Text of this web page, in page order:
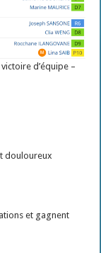
d’équipe –
douloureux
et gagnent